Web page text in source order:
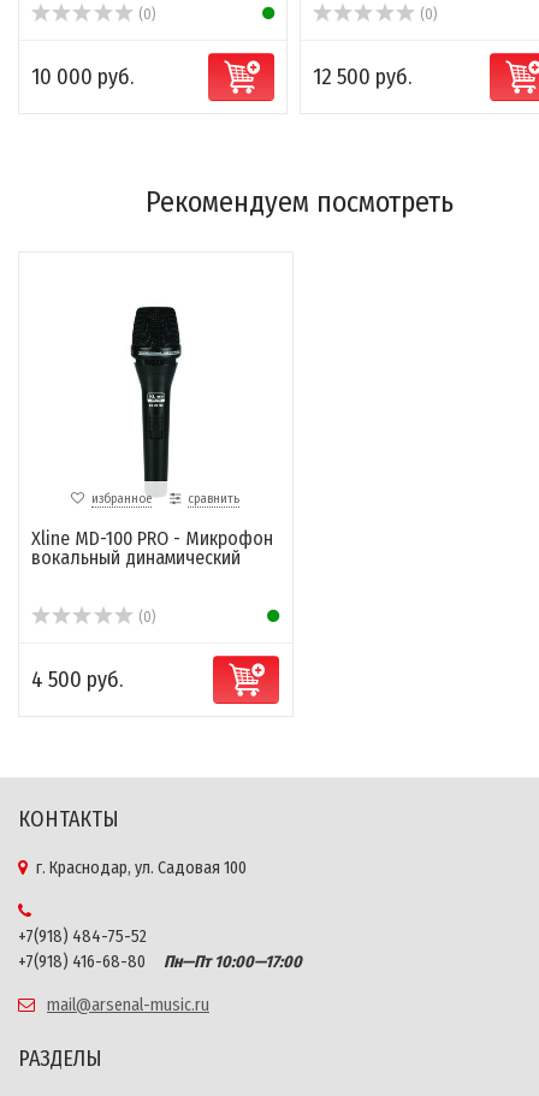
(0)
10 000 руб.
(0)
12 500 руб.
Рекомендуем посмотреть
избранное сравнить
Xline MD-100 PRO - Микрофон
вокальный динамический
(0)
4 500 руб.
КОНТАКТЫ
г. Краснодар, ул. Садовая 100
+7(918) 484-75-52
+7(918) 416-68-80
Пн—Пт 10:00—17:00
mail@arsenal-music.ru
РАЗДЕЛЫ